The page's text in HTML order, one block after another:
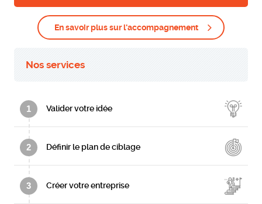
En savoir plus sur l'accompagnement
Nos services
1 Valider votre idée
2 Définir le plan de ciblage
3 Créer votre entreprise